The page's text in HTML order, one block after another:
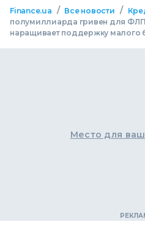
Finance.ua / Все новости /
полумиллиарда гривен для ФЛП:
наращивает поддержку малого
Место для